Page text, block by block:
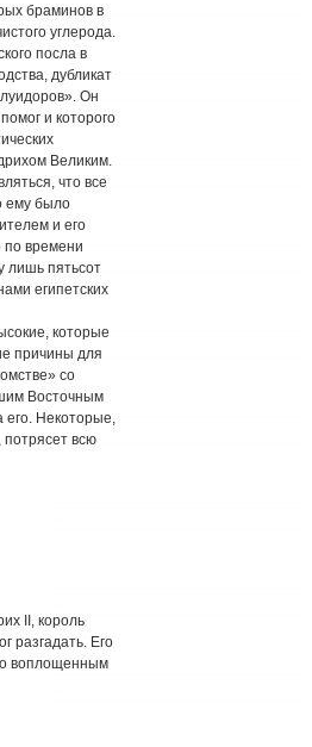
браминов в
углерода.
посла в
дубликат
Он
и которого
Великим.
что все
ему было
и его
по времени
лишь пятьсот
египетских
которые
причины для
со
Восточным
Некоторые,
потрясет всю
II, король
разгадать. Его
воплощенным